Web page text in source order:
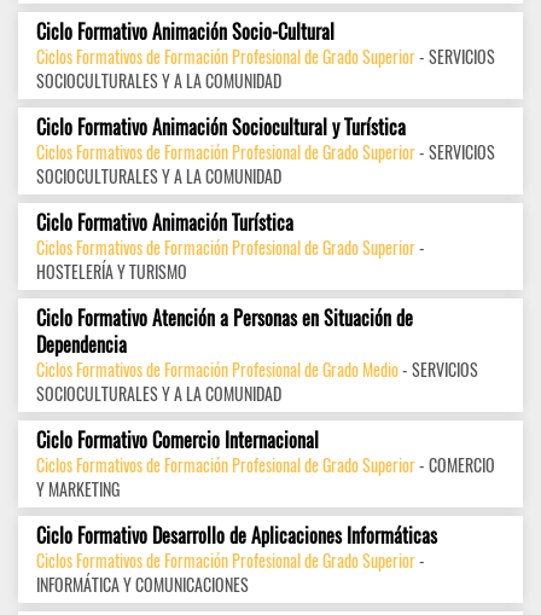
Ciclo Formativo Animación Socio-Cultural
Ciclos Formativos de Formación Profesional de Grado Superior- SERVICIOS
SOCIOCULTURALES Y A LA COMUNIDAD
Ciclo Formativo Animación Sociocultural y Turística
Ciclos Formativos de Formación Profesional de Grado Superior- SERVICIOS
SOCIOCULTURALES Y A LA COMUNIDAD
Ciclo Formativo Animación Turística
Ciclos Formativos de Formación Profesional de Grado Superior-
HOSTELERÍA Y TURISMO
Ciclo Formativo Atención a Personas en Situación de
Dependencia
Ciclos Formativos de Formación Profesional de Grado Medio- SERVICIOS
SOCIOCULTURALES Y A LA COMUNIDAD
Ciclo Formativo Comercio Internacional
Ciclos Formativos de Formación Profesional de Grado Superior- COMERCIO
Y MARKETING
Ciclo Formativo Desarrollo de Aplicaciones Informáticas
Ciclos Formativos de Formación Profesional de Grado Superior-
INFORMÁTICA Y COMUNICACIONES